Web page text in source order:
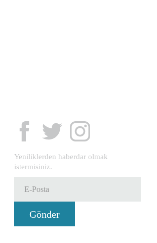
Yeniliklerden haberdar olmak
istermisiniz.